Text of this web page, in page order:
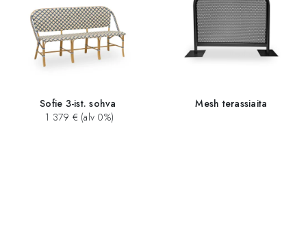
Sofie 3-ist. sohva
1 379 € (alv 0%)
Mesh terassiaita